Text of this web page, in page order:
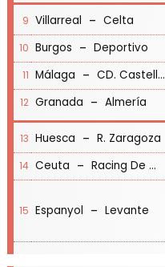
9 Villarreal - Celta
10 Burgos - Deportivo
11 Málaga - CD. Castellón
12 Granada - Almería
13 Huesca - R. Zaragoza
14 Ceuta - Racing De Santander
15 Espanyol - Levante